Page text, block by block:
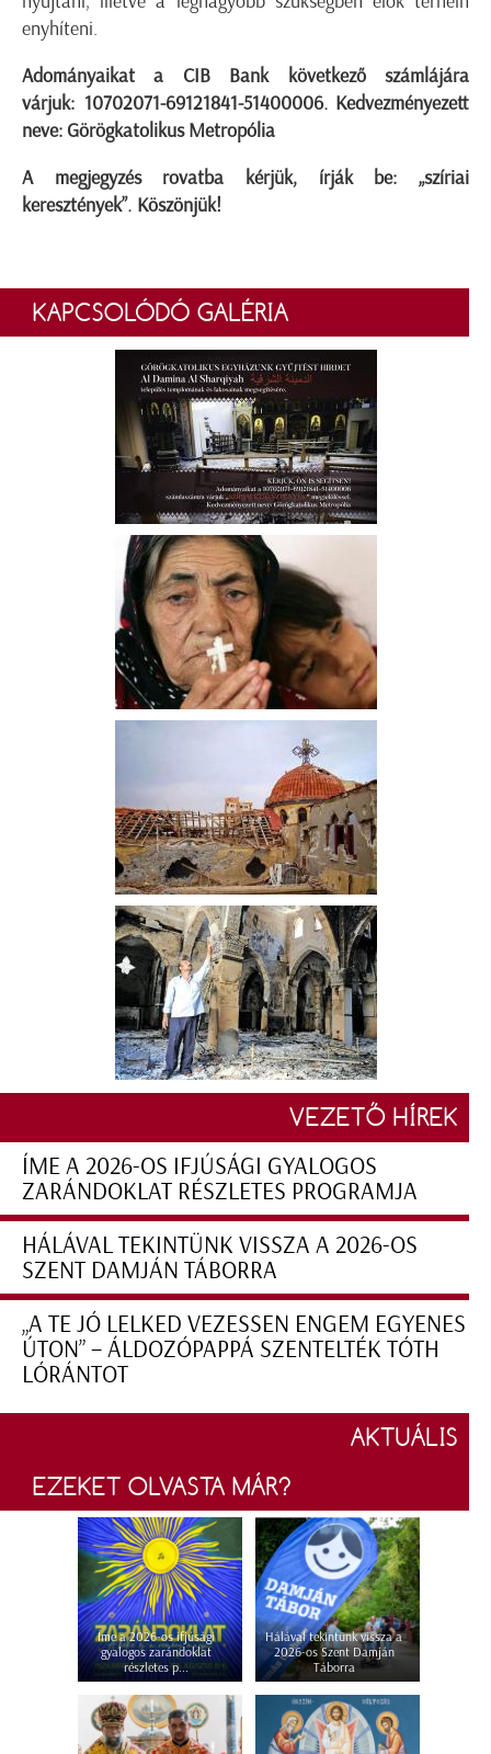
enyhíteni.
Adományaikat a CIB Bank következő számlájára
várjuk: 10702071-69121841-51400006. Kedvezményezett
neve: Görögkatolikus Metropólia
A megjegyzés rovatba kérjük, írják be: „szíriai
keresztények”. Köszönjük!
KAPCSOLÓDÓ GALÉRIA
VEZETŐ HÍREK
ÍME A 2026-OS IFJÚSÁGI GYALOGOS
ZARÁNDOKLAT RÉSZLETES PROGRAMJA
HÁLÁVAL TEKINTÜNK VISSZA A 2026-OS
SZENT DAMJÁN TÁBORRA
„A TE JÓ LELKED VEZESSEN ENGEM EGYENES
ÚTON” – ÁLDOZÓPAPPÁ SZENTELTÉK TÓTH
LÓRÁNTOT
AKTUÁLIS
EZEKET OLVASTA MÁR?
Íme a 2026-os ifjúsági
gyalogos zarándoklat
részletes p...
Hálával tekintünk vissza a
2026-os Szent Damján
Táborra